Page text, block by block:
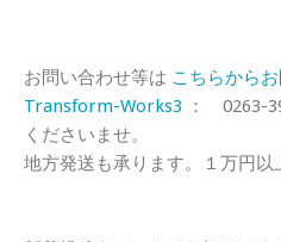
お問い合わせ等は こちらから
Transform-Works3 ： 0263-
くださいませ。
地方発送も承ります。１万円以